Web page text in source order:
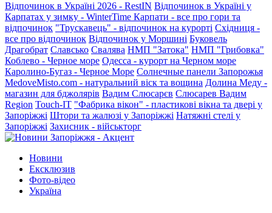
Відпочинок в Україні 2026 - RestIN Відпочинок в Україні у
Карпатах у зимку - WinterTime Карпати - все про гори та
відпочинок "Трускавець" - відпочинок на курорті Східниця -
все про відпочинок Відпочинок у Моршині Буковель
Драгобрат Славсько Свалява НМП "Затока" НМП "Грибовка"
Коблево - Черное море Одесса - курорт на Черном море
Каролино-Бугаз - Черное Море Солнечные панели Запорожья
MedoveMisto.com - натуральний віск та вощина Долина Меду -
магазин для бджолярів Вадим Слюсарєв Слюсарев Вадим
Region Touch-IT "Фабрика вікон" - пластикові вікна та двері у
Запоріжжі Штори та жалюзі у Запоріжжі Натяжні стелі у
Запоріжжі Захисник - військторг
Новини
Ексклюзив
Фото-відео
Україна